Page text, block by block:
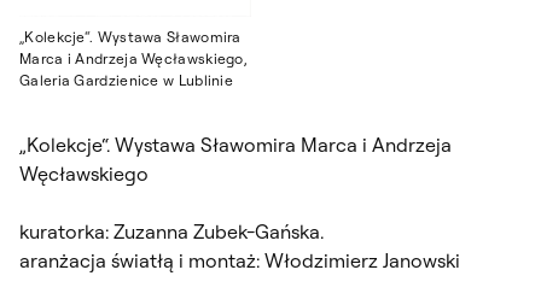
„Kolekcje“. Wystawa Sławomira
Marca i Andrzeja Węcławskiego,
Galeria Gardzienice w Lublinie
„Kolekcje“. Wystawa Sławomira Marca i Andrzeja
Węcławskiego
kuratorka: Zuzanna Zubek-Gańska.
aranżacja światłą i montaż: Włodzimierz Janowski